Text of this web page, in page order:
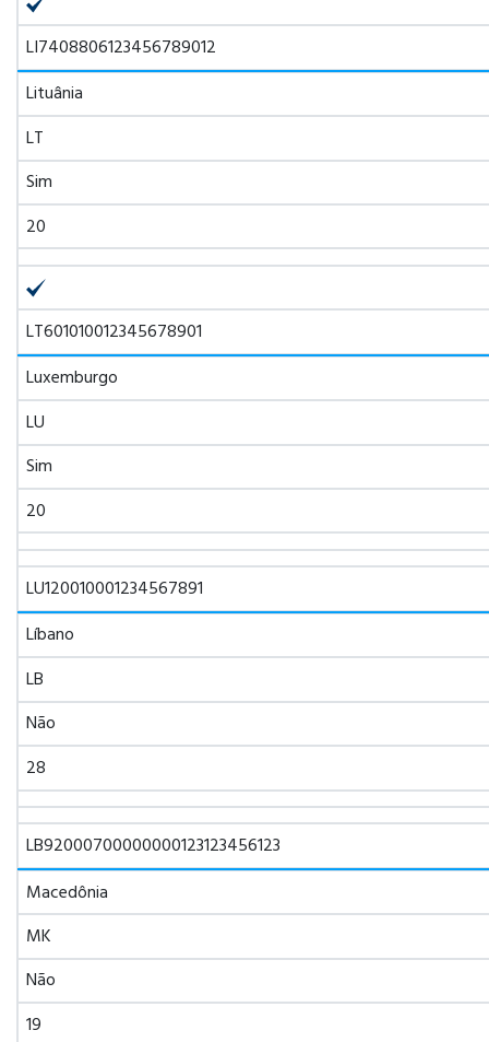
LI7408806123456789012
Lituânia
LT
Sim
20
LT601010012345678901
Luxemburgo
LU
Sim
20
LU120010001234567891
Líbano
LB
Não
28
LB92000700000000123123456123
Macedônia
MK
Não
19